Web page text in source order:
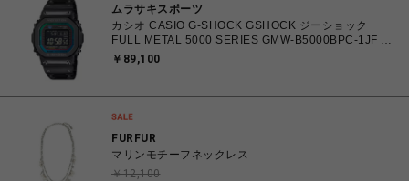
ムラサキスポーツ
カシオ CASIO G-SHOCK GSHOCK ジーショック
FULL METAL 5000 SERIES GMW-B5000BPC-1JF 防
水 耐衝撃構造 タフソーラー（ソーラー充電） 電波時
く】
￥89,100
FURFUR
マリンモチーフネックレス
￥12,100